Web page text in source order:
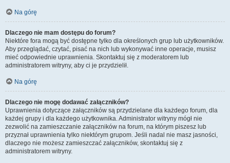
Na górę
Dlaczego nie mam dostępu do forum?
Niektóre fora mogą być dostępne tylko dla określonych grup lub użytkowników.
Aby przeglądać, czytać, pisać na nich lub wykonywać inne operacje, musisz
mieć odpowiednie uprawnienia. Skontaktuj się z moderatorem lub
administratorem witryny, aby ci je przydzielił.
Na górę
Dlaczego nie mogę dodawać załączników?
Uprawnienia dotyczące załączników są przydzielane dla każdego forum, dla
każdej grupy i dla każdego użytkownika. Administrator witryny mógł nie
zezwolić na zamieszczanie załączników na forum, na którym piszesz lub
przyznał uprawnienia tylko niektórym grupom. Jeśli nadal nie masz jasności,
dlaczego nie możesz zamieszczać załączników, skontaktuj się z
administratorem witryny.